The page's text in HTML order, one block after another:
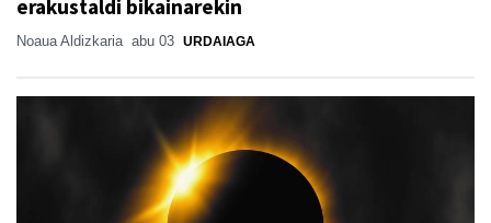
erakustaldi bikainarekin
Noaua Aldizkaria abu 03 URDAIAGA